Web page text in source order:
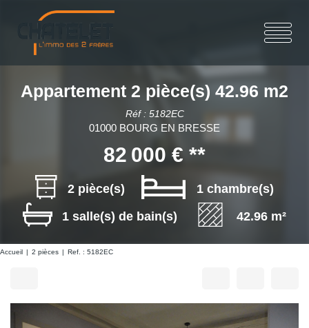
Appartement 2 pièce(s) 42.96 m2
Réf : 5182EC
01000 BOURG EN BRESSE
82 000 € **
2 pièce(s)
1 chambre(s)
1 salle(s) de bain(s)
42.96 m²
Accueil 2 pièces Ref. : 5182EC